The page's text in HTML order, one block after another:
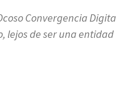
Convergencia Digita
lejos de ser una entidad